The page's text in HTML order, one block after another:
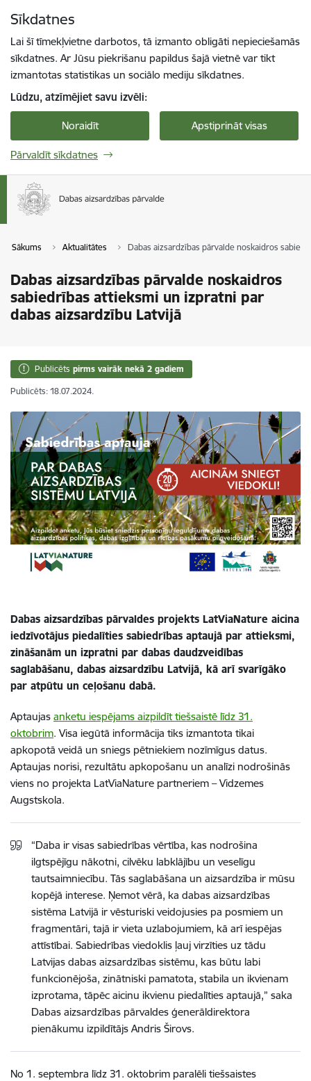
Sīkdatnes
Lai šī tīmekļvietne darbotos, tā izmanto obligāti nepieciešamās
sīkdatnes. Ar Jūsu piekrišanu papildus šajā vietnē var tikt
izmantotas statistikas un sociālo mediju sīkdatnes.
Lūdzu, atzīmējiet savu izvēli:
Noraidīt Apstiprināt visas
Pārvaldīt sīkdatnes
Sākums Aktualitātes Dabas aizsardzības pārvalde noskaidros
Dabas aizsardzības pārvalde noskaidros
sabiedrības attieksmi un izpratni par
dabas aizsardzību Latvijā
Publicēts pirms vairāk nekā 2 gadiem
Publicēts: 18.07.2024.
Dabas aizsardzības pārvaldes projekts LatViaNature aicina
iedzīvotājus piedalīties sabiedrības aptaujā par attieksmi,
zināšanām un izpratni par dabas daudzveidības
saglabāšanu, dabas aizsardzību Latvijā, kā arī svarīgāko
par atpūtu un ceļošanu dabā.
Aptaujas anketu iespējams aizpildīt tiešsaistē līdz 31.
oktobrim. Visa iegūtā informācija tiks izmantota tikai
apkopotā veidā un sniegs pētniekiem nozīmīgus datus.
Aptaujas norisi, rezultātu apkopošanu un analīzi nodrošinās
viens no projekta LatViaNature partneriem – Vidzemes
Augstskola.
“Daba ir visas sabiedrības vērtība, kas nodrošina
ilgtspējīgu nākotni, cilvēku labklājību un veselīgu
tautsaimniecību. Tās saglabāšana un aizsardzība ir mūsu
kopējā interese. Ņemot vērā, ka dabas aizsardzības
sistēma Latvijā ir vēsturiski veidojusies pa posmiem un
fragmentāri, tajā ir vieta uzlabojumiem, kā arī iespējas
attīstībai. Sabiedrības viedoklis ļauj virzīties uz tādu
Latvijas dabas aizsardzības sistēmu, kas būtu labi
funkcionējoša, zinātniski pamatota, stabila un ikvienam
izprotama, tāpēc aicinu ikvienu piedalīties aptaujā,” saka
Dabas aizsardzības pārvaldes ģenerāldirektora
pienākumu izpildītājs Andris Širovs.
No 1. septembra līdz 31. oktobrim paralēli tiešsaistes